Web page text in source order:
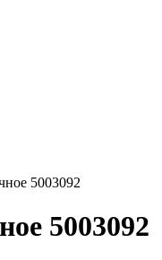
5003092
5003092